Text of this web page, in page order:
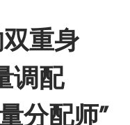
重身
调配
分配师”